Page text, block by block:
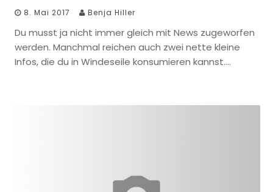
8. Mai 2017 Benja Hiller
Du musst ja nicht immer gleich mit News zugeworfen
werden. Manchmal reichen auch zwei nette kleine
Infos, die du in Windeseile konsumieren kannst….